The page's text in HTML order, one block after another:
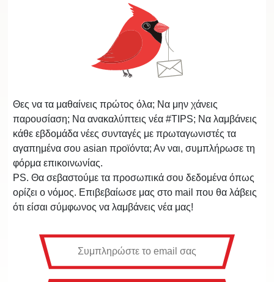
Θες να τα μαθαίνεις πρώτος όλα; Να μην χάνεις
παρουσίαση; Να ανακαλύπτεις νέα #TIPS; Να λαμβάνεις
κάθε εβδομάδα νέες συνταγές με πρωταγωνιστές τα
αγαπημένα σου asian προϊόντα; Αν ναι, συμπλήρωσε τη
φόρμα επικοινωνίας.
PS. Θα σεβαστούμε τα προσωπικά σου δεδομένα όπως
ορίζει ο νόμος. Επιβεβαίωσε μας στο mail που θα λάβεις
ότι είσαι σύμφωνος να λαμβάνεις νέα μας!